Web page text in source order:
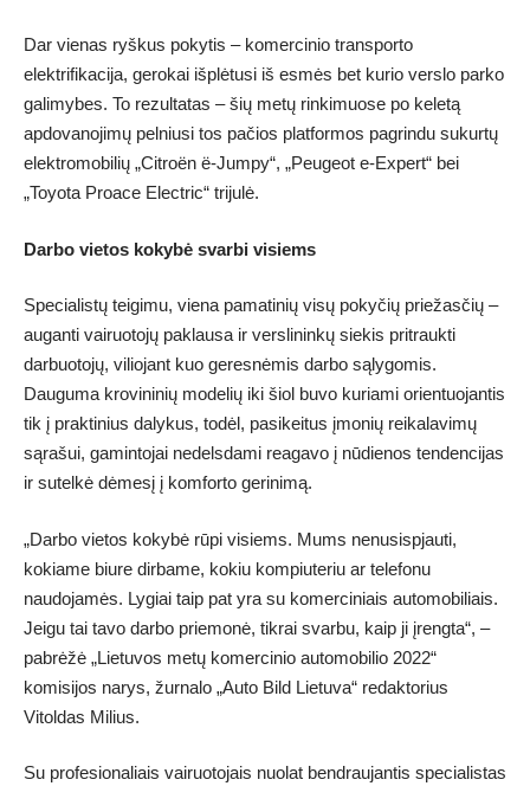
Dar vienas ryškus pokytis – komercinio transporto
elektrifikacija, gerokai išplėtusi iš esmės bet kurio verslo parko
galimybes. To rezultatas – šių metų rinkimuose po keletą
apdovanojimų pelniusi tos pačios platformos pagrindu sukurtų
elektromobilių „Citroën ë-Jumpy“, „Peugeot e-Expert“ bei
„Toyota Proace Electric“ trijulė.
Darbo vietos kokybė svarbi visiems
Specialistų teigimu, viena pamatinių visų pokyčių priežasčių –
auganti vairuotojų paklausa ir verslininkų siekis pritraukti
darbuotojų, viliojant kuo geresnėmis darbo sąlygomis.
Dauguma krovininių modelių iki šiol buvo kuriami orientuojantis
tik į praktinius dalykus, todėl, pasikeitus įmonių reikalavimų
sąrašui, gamintojai nedelsdami reagavo į nūdienos tendencijas
ir sutelkė dėmesį į komforto gerinimą.
„Darbo vietos kokybė rūpi visiems. Mums nenusispjauti,
kokiame biure dirbame, kokiu kompiuteriu ar telefonu
naudojamės. Lygiai taip pat yra su komerciniais automobiliais.
Jeigu tai tavo darbo priemonė, tikrai svarbu, kaip ji įrengta“, –
pabrėžė „Lietuvos metų komercinio automobilio 2022“
komisijos narys, žurnalo „Auto Bild Lietuva“ redaktorius
Vitoldas Milius.
Su profesionaliais vairuotojais nuolat bendraujantis specialistas